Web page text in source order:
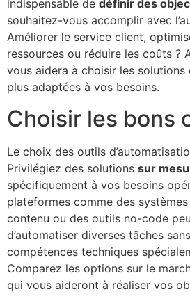
indispensable de définir des
souhaitez-vous accomplir avec
Améliorer le service client,
ressources ou réduire les coûts ?
vous aidera à choisir les solutions
plus adaptées à vos besoins.
Choisir les bons
Le choix des outils
Privilégiez des solutions sur
spécifiquement à vos besoins
plateformes comme des
contenu ou des outils no-code
d’automatiser diverses tâches
compétences techniques
Comparez les options sur le
qui vous aideront à réaliser vos